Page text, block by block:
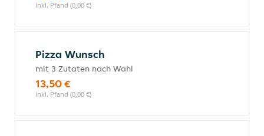
inkl. Pfand (0,00 €)
Pizza Wunsch
mit 3 Zutaten nach Wahl
13,50 €
inkl. Pfand (0,00 €)